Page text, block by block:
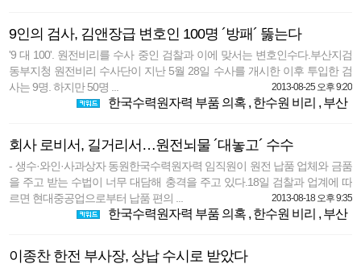
9인의 검사, 김앤장급 변호인 100명 ´방패´ 뚫는다
'9 대 100'. 원전비리를 수사 중인 검찰과 이에 맞서는 변호인수다.부산지검
동부지청 원전비리 수사단이 지난 5월 28일 수사를 개시한 이후 투입한 검
사는 9명. 하지만 50명 ...
2013-08-25 오후 9:20
한국수력원자력 부품 의혹, 한수원 비리 , 부산
회사 로비서, 길거리서…원전뇌물 ´대놓고´ 수수
- 생수·와인·사과상자 동원한국수력원자력 임직원이 원전 납품 업체와 금품
을 주고 받는 수법이 너무 대담해 충격을 주고 있다.18일 검찰과 업계에 따
르면 현대중공업으로부터 납품 편의 ...
2013-08-18 오후 9:35
한국수력원자력 부품 의혹, 한수원 비리 , 부산
이종찬 한전 부사장, 상납 수시로 받았다